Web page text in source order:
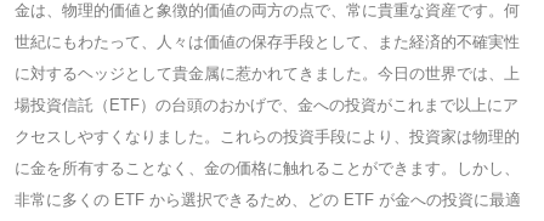
金は、物理的価値と象徴的価値の両方の点で、常に貴重な資産です。何
世紀にもわたって、人々は価値の保存手段として、また経済的不確実性
に対するヘッジとして貴金属に惹かれてきました。今日の世界では、上
場投資信託（ETF）の台頭のおかげで、金への投資がこれまで以上にア
クセスしやすくなりました。これらの投資手段により、投資家は物理的
に金を所有することなく、金の価格に触れることができます。しかし、
非常に多くの ETF から選択できるため、どの ETF が金への投資に最適